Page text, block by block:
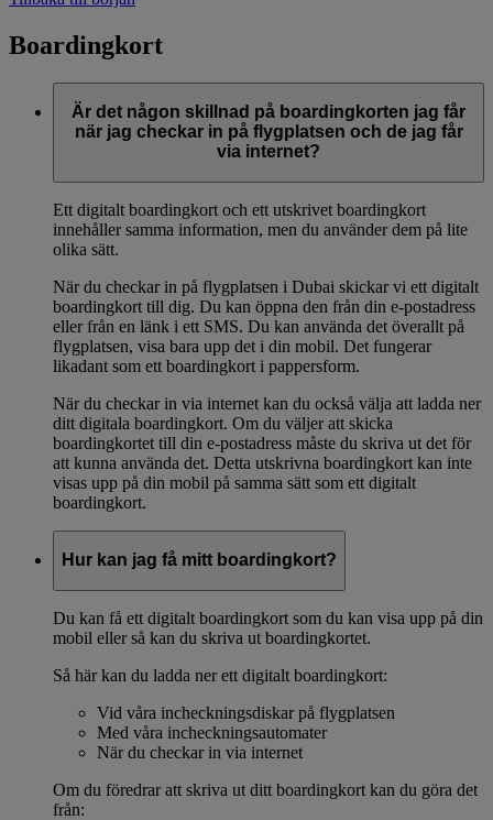
Boardingkort
Är det någon skillnad på boardingkorten jag får
när jag checkar in på flygplatsen och de jag får
via internet?
Ett digitalt boardingkort och ett utskrivet boardingkort
innehåller samma information, men du använder dem på lite
olika sätt.
När du checkar in på flygplatsen i Dubai skickar vi ett digitalt
boardingkort till dig. Du kan öppna den från din e-postadress
eller från en länk i ett SMS. Du kan använda det överallt på
flygplatsen, visa bara upp det i din mobil. Det fungerar
likadant som ett boardingkort i pappersform.
När du checkar in via internet kan du också välja att ladda ner
ditt digitala boardingkort. Om du väljer att skicka
boardingkortet till din e-postadress måste du skriva ut det för
att kunna använda det. Detta utskrivna boardingkort kan inte
visas upp på din mobil på samma sätt som ett digitalt
boardingkort.
Hur kan jag få mitt boardingkort?
Du kan få ett digitalt boardingkort som du kan visa upp på din
mobil eller så kan du skriva ut boardingkortet.
Så här kan du ladda ner ett digitalt boardingkort:
Vid våra incheckningsdiskar på flygplatsen
Med våra incheckningsautomater
När du checkar in via internet
Om du föredrar att skriva ut ditt boardingkort kan du göra det
från: